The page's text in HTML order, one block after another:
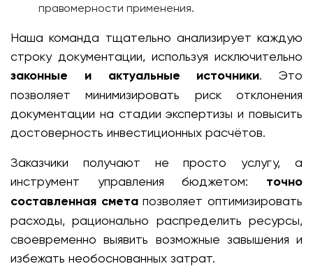
правомерности применения.
Наша команда тщательно анализирует каждую
строку документации, используя исключительно
законные и актуальные источники. Это
позволяет минимизировать риск отклонения
документации на стадии экспертизы и повысить
достоверность инвестиционных расчётов.
Заказчики получают не просто услугу, а
инструмент управления бюджетом: точно
составленная сметапозволяет оптимизировать
расходы, рационально распределить ресурсы,
своевременно выявить возможные завышения и
избежать необоснованных затрат.